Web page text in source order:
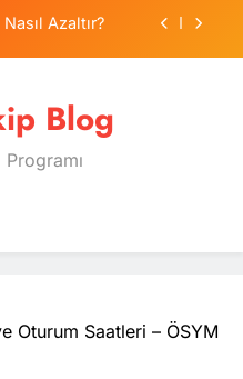
Azaltır?
Nasıl Destek
Azaltır?
Nasıl Destek
Blog
Programı
Oturum Saatleri – ÖSYM